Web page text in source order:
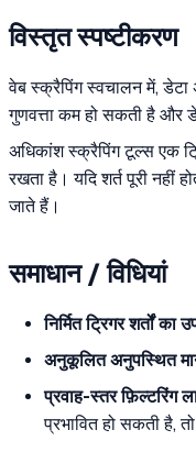
विस्तृत स्पष्टीकरण
वेब स्क्रैपिंग स्वचालन में,
गुणवत्ता कम हो सकती है और
अधिकांश स्क्रैपिंग टूल्स एक
रखता है। यदि शर्त पूरी नहीं
जाते हैं।
समाधान / विधियां
निर्मित ट्रिगर शर्तों का
अनुकूलित अनुपस्थित
प्रवाह-स्तर फ़िल्टरिंग
प्रभावित हो सकती है, तो